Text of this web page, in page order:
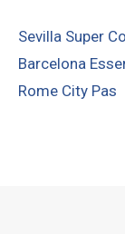
Sevilla Super
Barcelona
Rome City Pas